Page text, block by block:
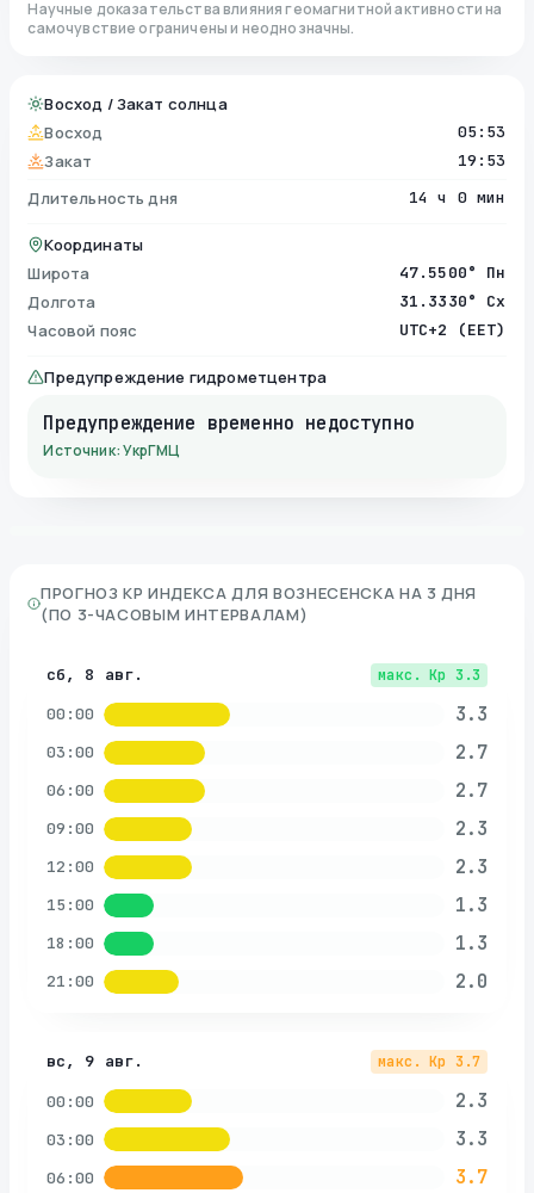
Научные доказательства влияния геомагнитной активности на
самочувствие ограничены и неоднозначны.
Восход / Закат солнца
Восход
05:53
Закат 19:53
Длительность дня 14 ч 0 мин
Координаты
Широта
47.5500° Пн
Долгота 31.3330° Сх
Часовой пояс UTC+2 (EET)
Предупреждение гидрометцентра
Предупреждение временно недоступно
Источник: УкрГМЦ
ПРОГНОЗ KP ИНДЕКСА ДЛЯ ВОЗНЕСЕНСКА НА 3 ДНЯ
(ПО 3-ЧАСОВЫМ ИНТЕРВАЛАМ)
сб, 8 авг. макс. Kp 3.3
00:00 3.3
03:00 2.7
06:00 2.7
09:00 2.3
12:00 2.3
15:00 1.3
18:00 1.3
21:00 2.0
вс, 9 авг. макс. Kp 3.7
00:00 2.3
03:00 3.3
06:00 3.7